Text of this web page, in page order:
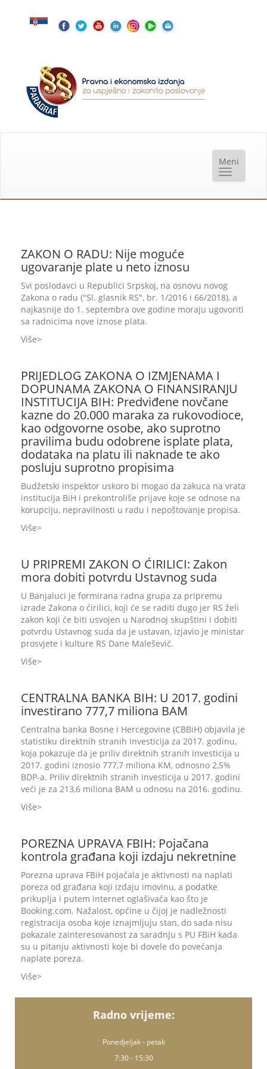
ZAKON O RADU: Nije moguće
ugovaranje plate u neto iznosu
Svi poslodavci u Republici Srpskoj, na osnovu novog
Zakona o radu ("Sl. glasnik RS", br. 1/2016 i 66/2018), a
najkasnije do 1. septembra ove godine moraju ugovoriti
sa radnicima nove iznose plata.
Više
PRIJEDLOG ZAKONA O IZMJENAMA I
DOPUNAMA ZAKONA O FINANSIRANJU
INSTITUCIJA BIH: Predviđene novčane
kazne do 20.000 maraka za rukovodioce,
kao odgovorne osobe, ako suprotno
pravilima budu odobrene isplate plata,
dodataka na platu ili naknade te ako
posluju suprotno propisima
Budžetski inspektor uskoro bi mogao da zakuca na vrata
institucija BiH i prekontroliše prijave koje se odnose na
korupciju, nepravilnosti u radu i nepoštovanje propisa.
Više
U PRIPREMI ZAKON O ĆIRILICI: Zakon
mora dobiti potvrdu Ustavnog suda
U Banjaluci je formirana radna grupa za pripremu
izrade Zakona o ćirilici, koji će se raditi dugo jer RS želi
zakon koji će biti usvojen u Narodnoj skupštini i dobiti
potvrdu Ustavnog suda da je ustavan, izjavio je ministar
prosvjete i kulture RS Dane Malešević.
Više
CENTRALNA BANKA BIH: U 2017. godini
investirano 777,7 miliona BAM
Centralna banka Bosne i Hercegovine (CBBiH) objavila je
statistiku direktnih stranih investicija za 2017. godinu,
koja pokazuje da je priliv direktnih stranih investicija u
2017. godini iznosio 777,7 miliona KM, odnosno 2,5%
BDP-a. Priliv direktnih stranih investicija u 2017. godini
veći je za 213,6 miliona BAM u odnosu na 2016. godinu.
Više
POREZNA UPRAVA FBIH: Pojačana
kontrola građana koji izdaju nekretnine
Porezna uprava FBiH pojačala je aktivnosti na naplati
poreza od građana koji izdaju imovinu, a podatke
prikuplja i putem internet oglašivača kao što je
Booking.com. Nažalost, općine u čijoj je nadležnosti
registracija osoba koje iznajmljuju stan, do sada nisu
pokazale zainteresovanost za saradnju s PU FBiH kada
su u pitanju aktivnosti koje bi dovele do povećanja
naplate poreza.
Više
Radno vrijeme:
Ponedjeljak - petak
7:30 - 15:30